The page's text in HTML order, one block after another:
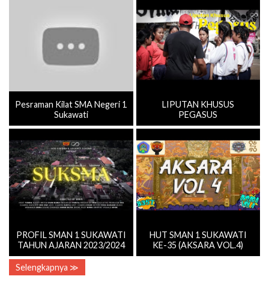
Pesraman Kilat SMA Negeri 1
Sukawati
LIPUTAN KHUSUS
PEGASUS
PROFIL SMAN 1 SUKAWATI
TAHUN AJARAN 2023/2024
HUT SMAN 1 SUKAWATI
KE-35 (AKSARA VOL.4)
Selengkapnya ≫